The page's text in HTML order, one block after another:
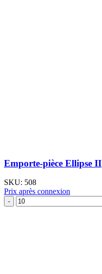
Emporte-pièce Ellipse II
SKU: 508
Prix après connexion